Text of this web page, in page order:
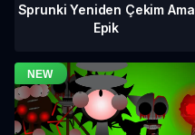
Sprunki Yeniden Çekim Ama
Epik